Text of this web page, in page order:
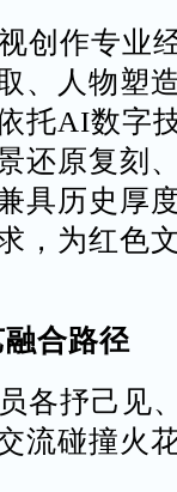
创作专业
、人物塑
托AI数字
还原复刻
具历史厚
，为红色
合路径
各抒己见
流碰撞火